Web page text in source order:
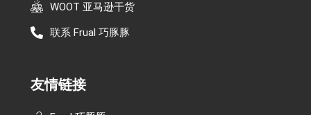
WOOT 亚马逊干货
联系 Frual 巧豚豚
友情链接